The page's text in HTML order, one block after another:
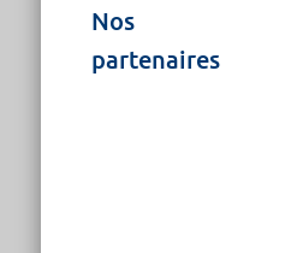
Nos
partenaires